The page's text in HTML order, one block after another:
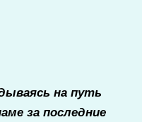
на путь
за последние